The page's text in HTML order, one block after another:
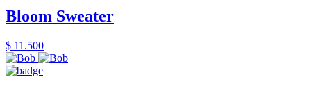
Bloom Sweater
$ 11.500